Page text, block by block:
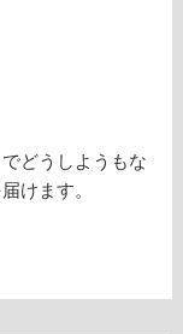
どうしようもな
けます。